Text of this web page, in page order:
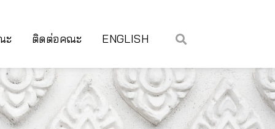
ะ ติดต่อคณะ ENGLISH